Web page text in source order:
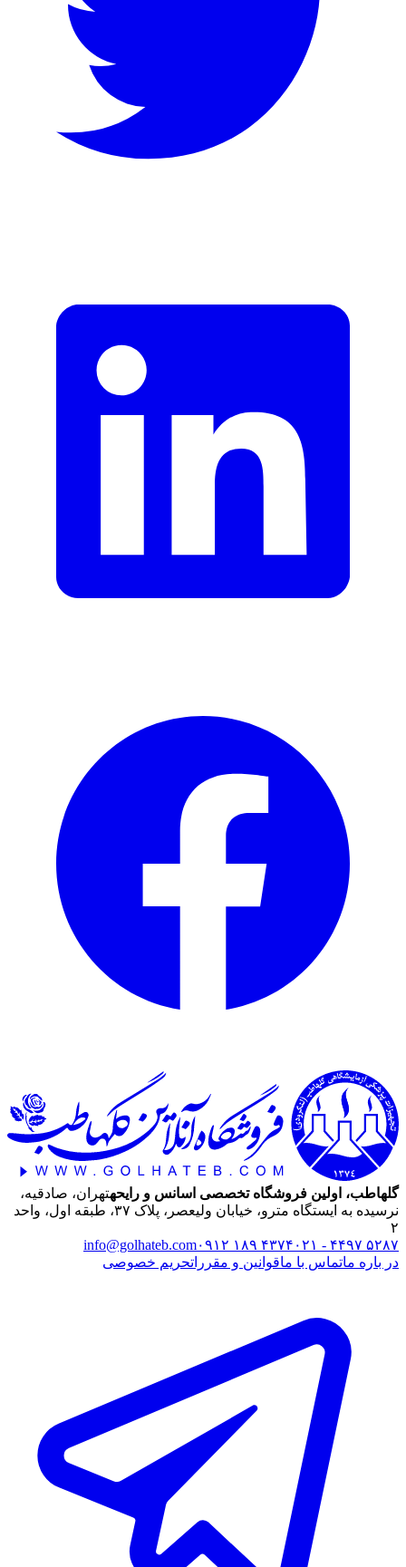
گلهاطب، اولین فروشگاه تخصصی اسانس و رایحهتهران، صادقیه،
نرسیده به ایستگاه مترو، خیابان ولیعصر، پلاک ۳۷، طبقه اول، واحد
۲
۰۲۱ - ۴۴۹۷ ۵۲۸۷ ۰۹۱۲ ۱۸۹ ۴۳۷۴info@golhateb.com
در باره ماتماس با ماقوانین و مقرراتحریم خصوصی